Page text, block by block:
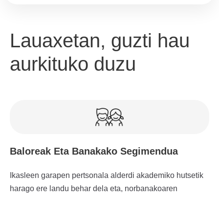
Lauaxetan, guzti hau
aurkituko duzu
Baloreak Eta Banakako Segimendua
Ikasleen garapen pertsonala alderdi akademiko hutsetik
harago ere landu behar dela eta, norbanakoaren